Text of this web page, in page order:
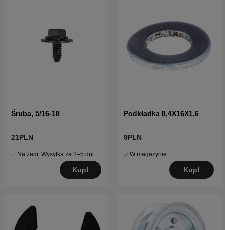
Śruba, 5/16-18
21PLN
Na zam. Wysyłka za 2–5 dni
Kup!
Podkładka 8,4X16X1,6
9PLN
W magazynie
Kup!